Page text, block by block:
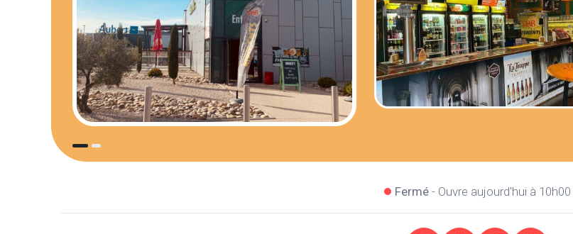
Fermé- Ouvre aujourd'hui à 10h00